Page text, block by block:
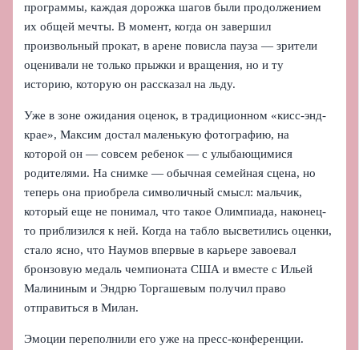
программы, каждая дорожка шагов были продолжением
их общей мечты. В момент, когда он завершил
произвольный прокат, в арене повисла пауза — зрители
оценивали не только прыжки и вращения, но и ту
историю, которую он рассказал на льду.
Уже в зоне ожидания оценок, в традиционном «кисс-энд-
крае», Максим достал маленькую фотографию, на
которой он — совсем ребенок — с улыбающимися
родителями. На снимке — обычная семейная сцена, но
теперь она приобрела символичный смысл: мальчик,
который еще не понимал, что такое Олимпиада, наконец-
то приблизился к ней. Когда на табло высветились оценки,
стало ясно, что Наумов впервые в карьере завоевал
бронзовую медаль чемпионата США и вместе с Ильей
Малининым и Эндрю Торгашевым получил право
отправиться в Милан.
Эмоции переполнили его уже на пресс-конференции.